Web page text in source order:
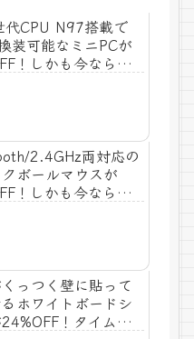
代CPU N97搭載で
装可能なミニPCが
！しかも今なら
2.4GHz両対応の
クボールマウスが
！しかも今なら
っつく壁に貼って
ホワイトボードシ
！タイムセ